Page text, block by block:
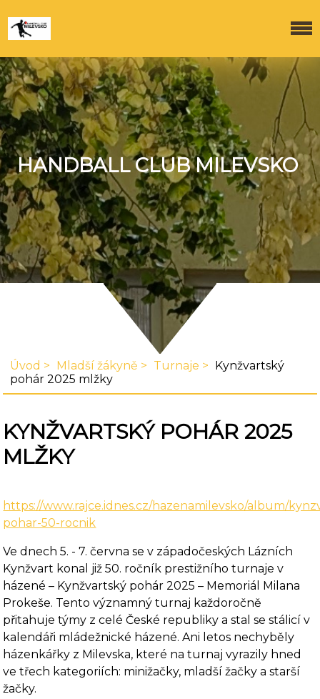
HANDBALL CLUB MILEVSKO
Úvod Mladší žákyně Turnaje
Kynžvartský
pohár 2025 mlžky
KYNŽVARTSKÝ POHÁR 2025
MLŽKY
https://www.rajce.idnes.cz/hazenamilevsko/album/
pohar-50-rocnik
Ve dnech 5. - 7. června se v západočeských Lázních
Kynžvart konal již 50. ročník prestižního turnaje v
házené – Kynžvartský pohár 2025 – Memoriál Milana
Prokeše. Tento významný turnaj každoročně
přitahuje týmy z celé České republiky a stal se stálicí v
kalendáři mládežnické házené. Ani letos nechyběly
házenkářky z Milevska, které na turnaj vyrazily hned
ve třech kategoriích: minižačky, mladší žačky a starší
žačky.